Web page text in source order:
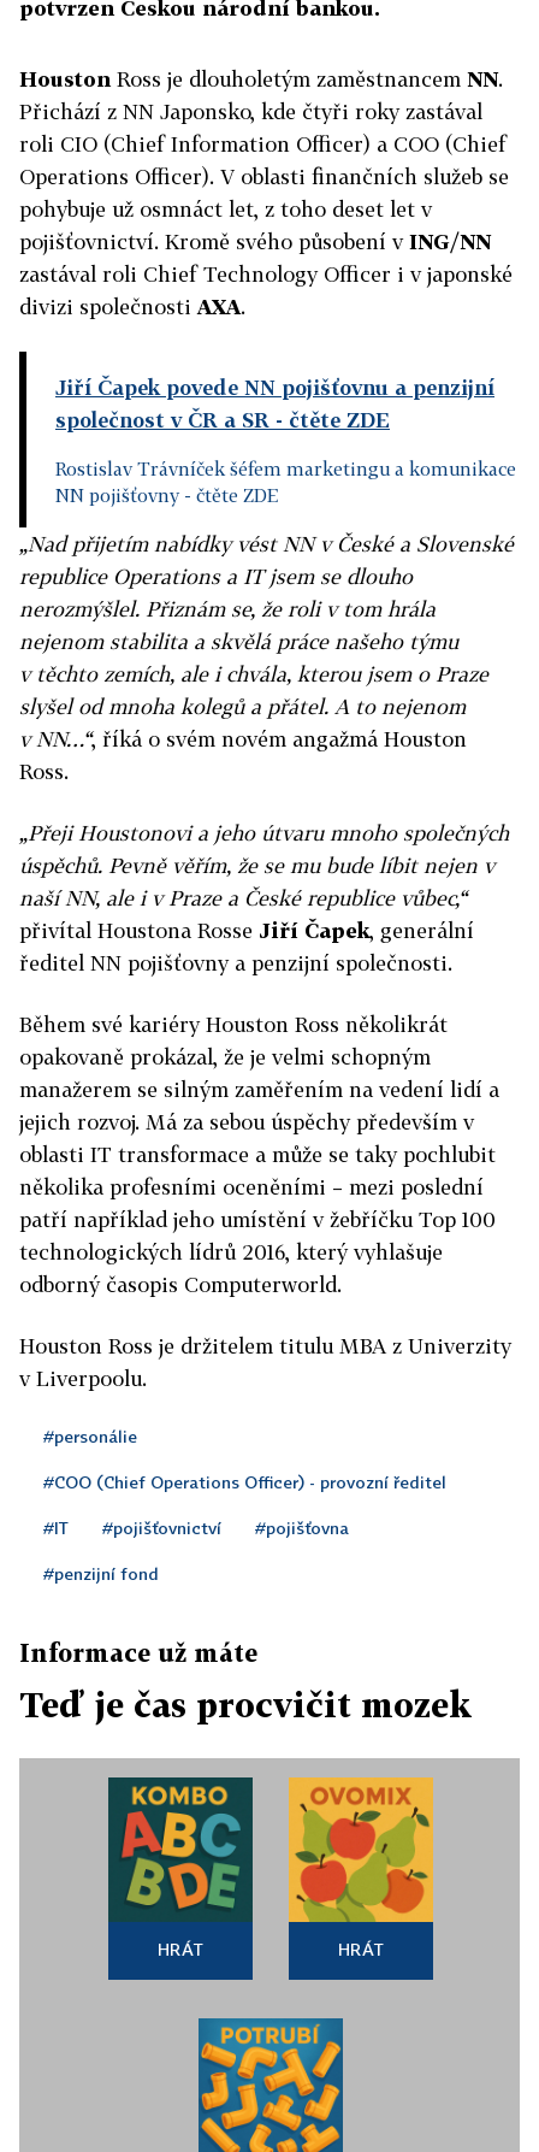
potvrzen Českou národní bankou.
Houston Ross je dlouholetým zaměstnancem NN.
Přichází z NN Japonsko, kde čtyři roky zastával
roli CIO (Chief Information Officer) a COO (Chief
Operations Officer). V oblasti finančních služeb se
pohybuje už osmnáct let, z toho deset let v
pojišťovnictví. Kromě svého působení vING/NN
zastával roli Chief Technology Officer i v japonské
divizi společnosti AXA.
Jiří Čapek povede NN pojišťovnu a penzijní
společnost v ČR a SR - čtěte ZDE
Rostislav Trávníček šéfem marketingu a komunikace
NN pojišťovny- čtěte ZDE
„Nad přijetím nabídky vést NN v České a Slovenské
republice Operations a IT jsem se dlouho
nerozmýšlel. Přiznám se, že roli v tom hrála
nejenom stabilita a skvělá práce našeho týmu
v těchto zemích, ale i chvála, kterou jsem o Praze
slyšel od mnoha kolegů a přátel. A to nejenom
v NN…“, říká o svém novém angažmá Houston
Ross.
„Přeji Houstonovi a jeho útvaru mnoho společných
úspěchů. Pevně věřím, že se mu bude líbit nejen v
naší NN, ale i v Praze a České republice vůbec,“
přivítal Houstona Rosse Jiří Čapek, generální
ředitel NN pojišťovny a penzijní společnosti.
Během své kariéry Houston Ross několikrát
opakovaně prokázal, že je velmi schopným
manažerem se silným zaměřením na vedení lidí a
jejich rozvoj. Má za sebou úspěchy především v
oblasti IT transformace a může se taky pochlubit
několika profesními oceněními – mezi poslední
patří například jeho umístění v žebříčku Top 100
technologických lídrů 2016, který vyhlašuje
odborný časopis Computerworld.
Houston Ross je držitelem titulu MBA z Univerzity
v Liverpoolu.
#personálie
#COO (Chief Operations Officer) - provozní ředitel
#IT #pojišťovnictví #pojišťovna
#penzijní fond
Informace už máte
Teď je čas procvičit mozek
HRÁT HRÁT